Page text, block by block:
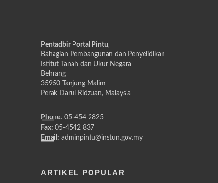
Pentadbir Portal Pintu,
Bahagian Pembangunan dan Penyelidikan
Istitut Tanah dan Ukur Negara
Behrang
35950 Tanjung Malim
Perak Darul Ridzuan, Malaysia
Phone: 05-454 2825
Fax: 05-4542 837
Email: adminpintu@instun.gov.my
ARTIKEL POPULAR